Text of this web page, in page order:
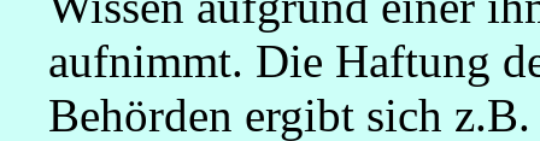
aufnimmt. Die Haftung
Behörden ergibt sich